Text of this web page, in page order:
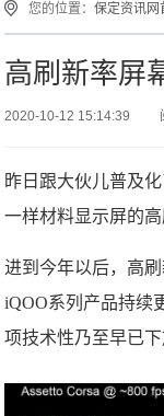
您的位置：保定资讯网
高刷新率屏
2020-10-12 15:14:39
昨日跟大伙儿普及
一样材料显示屏的
进到今年以后，高
iQOO系列产品持续
项技术性乃至早已